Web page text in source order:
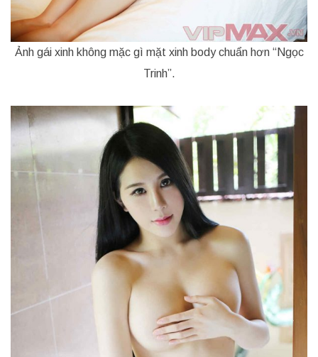
Ảnh gái xinh không mặc gì mặt xinh body chuẩn hơn “Ngọc
Trinh”.